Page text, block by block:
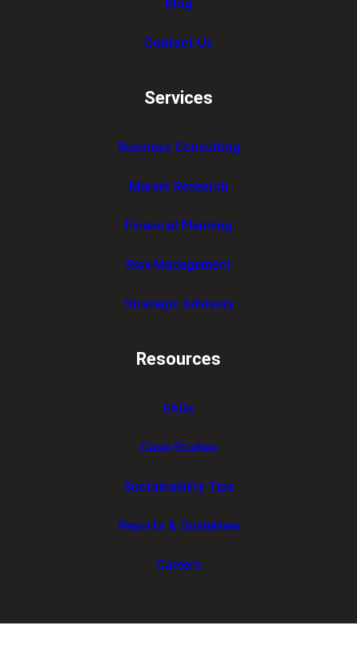
Blog
Contact Us
Services
Business Consulting
Market Research
Financial Planning
Risk Management
Strategic Advisory
Resources
FAQs
Case Studies
Sustainability Tips
Reports & Guidelines
Careers